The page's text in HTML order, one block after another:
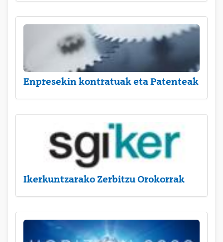
Enpresekin kontratuak eta Patenteak
Ikerkuntzarako Zerbitzu Orokorrak